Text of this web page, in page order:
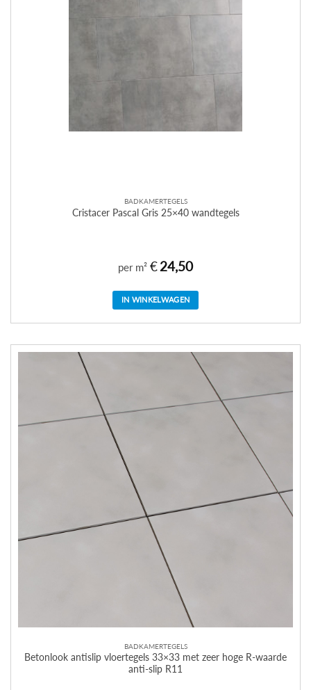
BADKAMERTEGELS
Cristacer Pascal Gris 25×40 wandtegels
per m² €24,50
IN WINKELWAGEN
BADKAMERTEGELS
Betonlook antislip vloertegels 33×33 met zeer hoge R-waarde
anti-slip R11